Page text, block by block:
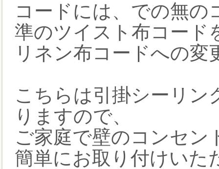
コードには、での無
準のツイスト布コード
リネン布コードへの変
こちらは引掛シーリン
りますので、
ご家庭で壁のコンセン
簡単にお取り付けいた